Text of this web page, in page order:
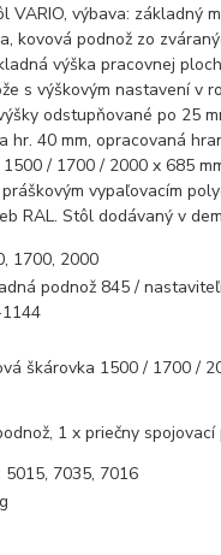
VARIO, výbava: základný
kovová podnož zo
výška pracovnej
s výškovým nastavení v
odstupňované po 25
hr. 40 mm, opracovaná
/ 1700 / 2000 x 685
vypaľovacím
RAL. Stôl dodávaný v
1700, 2000
podnož 845 /
škárovka 1500 / 1700 /
1 x priečny
5015, 7035, 7016